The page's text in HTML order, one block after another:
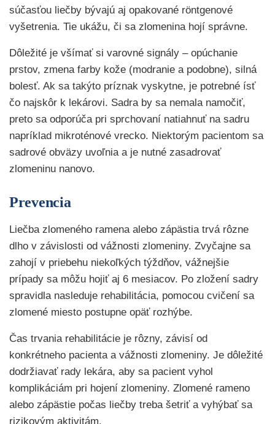
súčasťou liečby bývajú aj opakované röntgenové
vyšetrenia. Tie ukážu, či sa zlomenina hojí správne.
Dôležité je všímať si varovné signály – opúchanie
prstov, zmena farby kože (modranie a podobne), silná
bolesť. Ak sa takýto príznak vyskytne, je potrebné ísť
čo najskôr k lekárovi. Sadra by sa nemala namočiť,
preto sa odporúča pri sprchovaní natiahnuť na sadru
napríklad mikroténové vrecko. Niektorým pacientom sa
sadrové obväzy uvoľnia a je nutné zasadrovať
zlomeninu nanovo.
Prevencia
Liečba zlomeného ramena alebo zápästia trvá rôzne
dlho v závislosti od vážnosti zlomeniny. Zvyčajne sa
zahojí v priebehu niekoľkých týždňov, vážnejšie
prípady sa môžu hojiť aj 6 mesiacov. Po zložení sadry
spravidla nasleduje rehabilitácia, pomocou cvičení sa
zlomené miesto postupne opäť rozhýbe.
Čas trvania rehabilitácie je rôzny, závisí od
konkrétneho pacienta a vážnosti zlomeniny. Je dôležité
dodržiavať rady lekára, aby sa pacient vyhol
komplikáciám pri hojení zlomeniny. Zlomené rameno
alebo zápästie počas liečby treba šetriť a vyhýbať sa
rizikovým aktivitám.